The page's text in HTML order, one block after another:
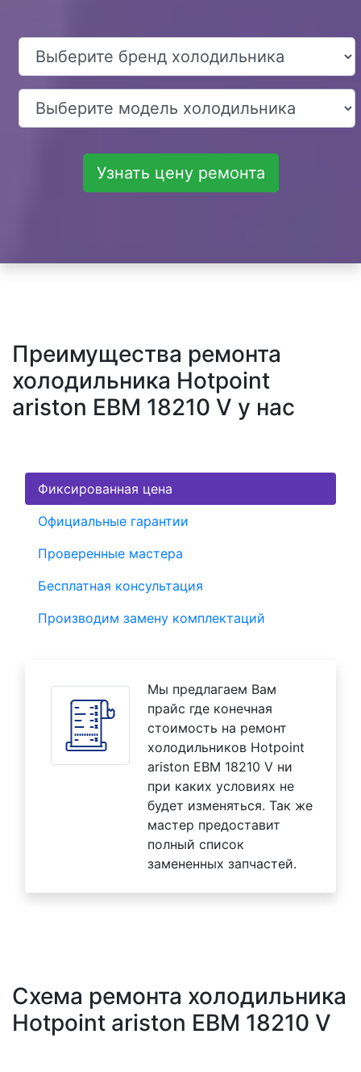
Узнать цену ремонта
Преимущества ремонта
холодильника Hotpoint
ariston EBM 18210 V у нас
Фиксированная цена
Официальные гарантии
Проверенные мастера
Бесплатная консультация
Производим замену комплектаций
Мы предлагаем Вам
прайс где конечная
стоимость на ремонт
холодильников Hotpoint
ariston EBM 18210 V ни
при каких условиях не
будет изменяться. Так же
мастер предоставит
полный список
замененных запчастей.
Схема ремонта холодильника
Hotpoint ariston EBM 18210 V